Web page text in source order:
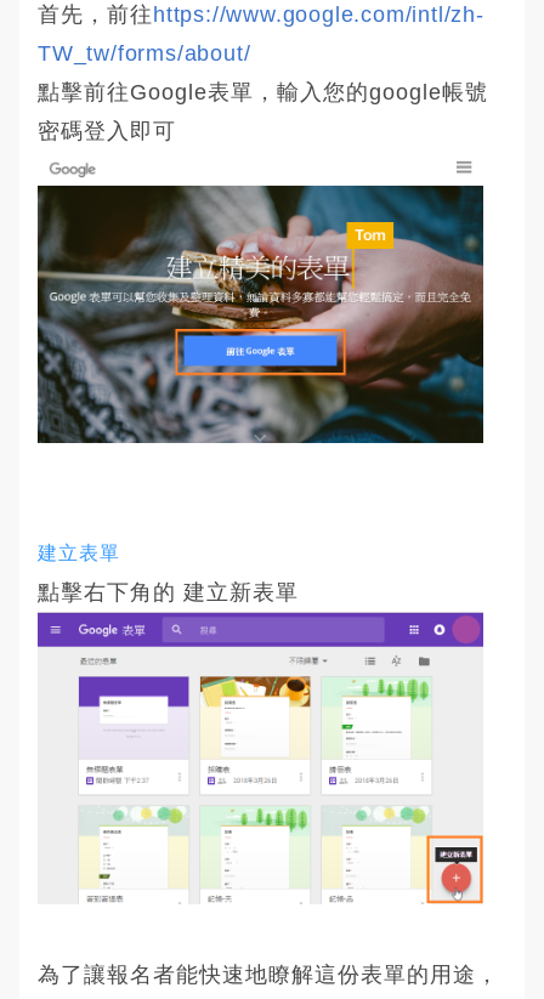
首先，前往https://www.google.com/intl/zh-
TW_tw/forms/about/
點擊前往Google表單，輸入您的google帳號
密碼登入即可
建立表單
點擊右下角的 建立新表單
為了讓報名者能快速地瞭解這份表單的用途，